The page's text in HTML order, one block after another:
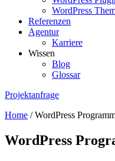
WordPress
Referenzen
Agentur
Karriere
Wissen
Blog
Glossar
Projektanfrage
Home /WordPress
WordPress